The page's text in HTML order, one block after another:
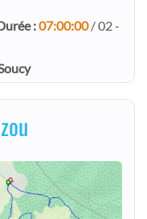
:07:00:00/ 02 -